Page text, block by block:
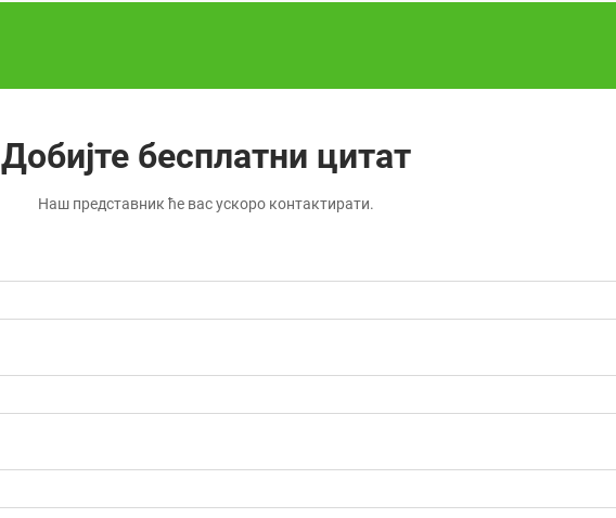
Добијте бесплатни цитат
Наш представник ће вас ускоро контактирати.